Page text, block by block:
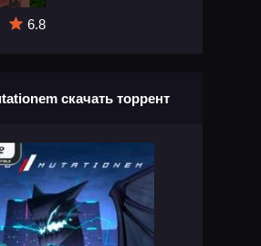
6.8
скачать торрент